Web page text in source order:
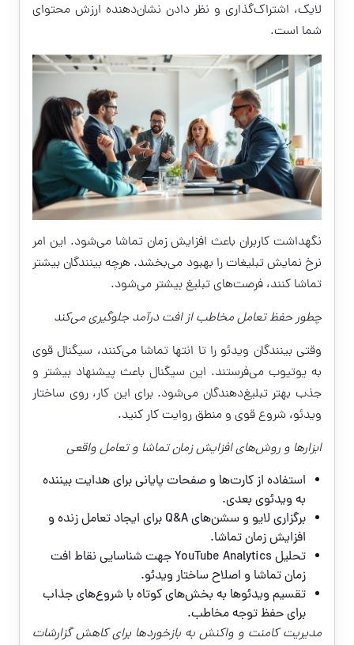
لایک، اشتراک‌گذاری و نظر دادن نشان‌دهنده ارزش محتوای
شما است.
نگهداشت کاربران باعث افزایش زمان تماشا می‌شود. این امر
نرخ نمایش تبلیغات را بهبود می‌بخشد. هرچه بینندگان بیشتر
تماشا کنند، فرصت‌های تبلیغ بیشتر می‌شود.
چطور حفظ تعامل مخاطب از افت درآمد جلوگیری می‌کند
وقتی بینندگان ویدئو را تا انتها تماشا می‌کنند، سیگنال قوی
به یوتیوب می‌فرستند. این سیگنال باعث پیشنهاد بیشتر و
جذب بهتر تبلیغ‌دهندگان می‌شود. برای این کار، روی ساختار
ویدئو، شروع قوی و منطق روایت کار کنید.
ابزارها و روش‌های افزایش زمان تماشا و تعامل واقعی
استفاده از کارت‌ها و صفحات پایانی برای هدایت بیننده
به ویدئوی بعدی.
برگزاری لایو و سشن‌های Q&A برای ایجاد تعامل زنده و
افزایش زمان تماشا.
تحلیل YouTube Analytics جهت شناسایی نقاط افت
زمان تماشا و اصلاح ساختار ویدئو.
تقسیم ویدئوها به بخش‌های کوتاه با شروع‌های جذاب
برای حفظ توجه مخاطب.
مدیریت کامنت و واکنش به بازخوردها برای کاهش گزارشات